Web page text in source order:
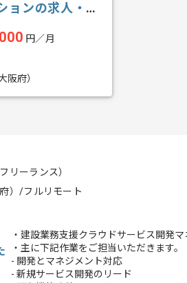
ョンの求人・案
円／月
阪府）
リーランス）
）/フルリモート
・建設業務支援クラウドサービス開発
・主に下記作業をご担当いただきます。
- 開発とマネジメント対応
- 新規サービス開発のリード